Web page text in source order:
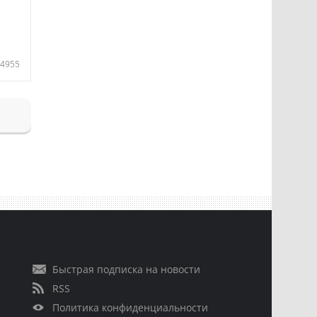
4955
Быстрая подписка на новости
RSS
Политика конфиденциальности